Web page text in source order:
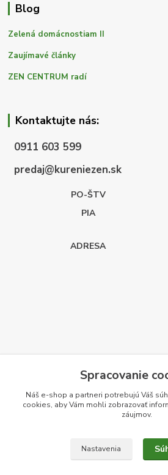
Blog
Zelená domácnostiam II
Zaujímavé články
ZEN CENTRUM radí
Kontaktujte nás:
0911 603 599
predaj@kureniezen.sk
PO-ŠTV
PIA
ADRESA
Spracovanie
Náš e-shop a partneri potrebujú Váš
cookies, aby Vám mohli zobrazovať
záujmov.
Nastavenia